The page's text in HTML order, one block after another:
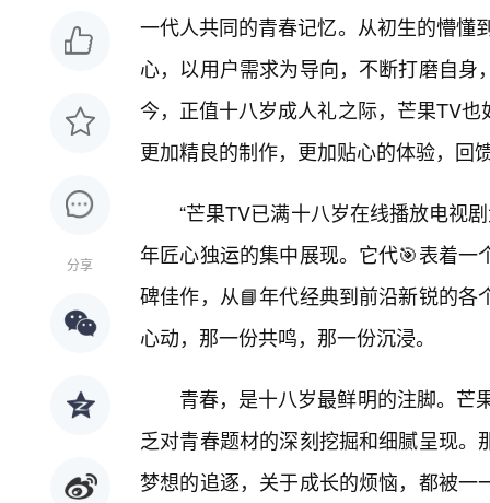
分享
一代人共同的青春记忆。从初生的懵懂
心，以用户需求为导向，不断打磨自
今，正值十八岁成人礼之际，芒果TV
更加精良的制作，更加贴心的体验，回
“芒果TV已满十八岁在线播放电视
年匠心独运的集中展现。它代🎯表着
碑佳作，从📘年代经典到前沿新锐的
心动，那一份共鸣，那一份沉浸。
青春，是十八岁最鲜明的注脚。芒
乏对青春题材的深刻挖掘和细腻呈现
梦想的追逐，关于成长的烦恼，都被